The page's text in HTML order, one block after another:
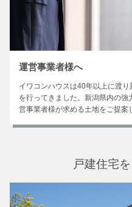
運営事業者様へ
イワコンハウスは40年以上に渡
を行ってきました。新潟県内の
営事業者様が求める土地をご提案
戸建住宅